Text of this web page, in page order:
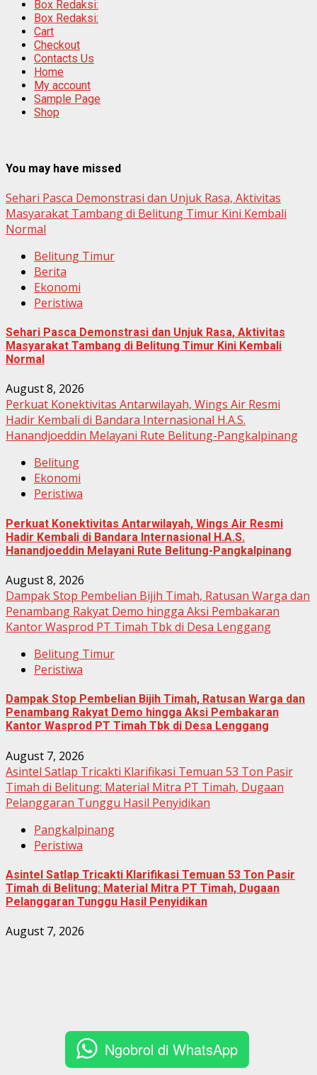
Box Redaksi:
Box Redaksi:
Cart
Checkout
Contacts Us
Home
My account
Sample Page
Shop
You may have missed
Sehari Pasca Demonstrasi dan Unjuk Rasa, Aktivitas
Masyarakat Tambang di Belitung Timur Kini Kembali
Normal
Belitung Timur
Berita
Ekonomi
Peristiwa
Sehari Pasca Demonstrasi dan Unjuk Rasa, Aktivitas
Masyarakat Tambang di Belitung Timur Kini Kembali
Normal
August 8, 2026
Perkuat Konektivitas Antarwilayah, Wings Air Resmi
Hadir Kembali di Bandara Internasional H.A.S.
Hanandjoeddin Melayani Rute Belitung-Pangkalpinang
Belitung
Ekonomi
Peristiwa
Perkuat Konektivitas Antarwilayah, Wings Air Resmi
Hadir Kembali di Bandara Internasional H.A.S.
Hanandjoeddin Melayani Rute Belitung-Pangkalpinang
August 8, 2026
Dampak Stop Pembelian Bijih Timah, Ratusan Warga dan
Penambang Rakyat Demo hingga Aksi Pembakaran
Kantor Wasprod PT Timah Tbk di Desa Lenggang
Belitung Timur
Peristiwa
Dampak Stop Pembelian Bijih Timah, Ratusan Warga dan
Penambang Rakyat Demo hingga Aksi Pembakaran
Kantor Wasprod PT Timah Tbk di Desa Lenggang
August 7, 2026
Asintel Satlap Tricakti Klarifikasi Temuan 53 Ton Pasir
Timah di Belitung: Material Mitra PT Timah, Dugaan
Pelanggaran Tunggu Hasil Penyidikan
Pangkalpinang
Peristiwa
Asintel Satlap Tricakti Klarifikasi Temuan 53 Ton Pasir
Timah di Belitung: Material Mitra PT Timah, Dugaan
Pelanggaran Tunggu Hasil Penyidikan
August 7, 2026
Ngobrol di WhatsApp